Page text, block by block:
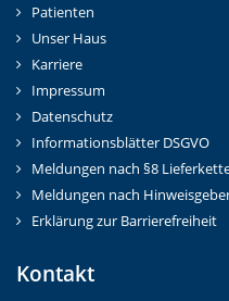
Patienten
Unser Haus
Karriere
Impressum
Datenschutz
Informationsblätter DSGVO
Meldungen nach §8
Meldungen nach
Erklärung zur Barrierefreiheit
Kontakt